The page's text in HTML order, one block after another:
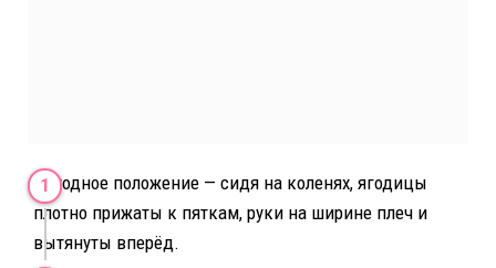
Исходное положение — сидя на коленях, ягодицы
плотно прижаты к пяткам, руки на ширине плеч и
вытянуты вперёд.